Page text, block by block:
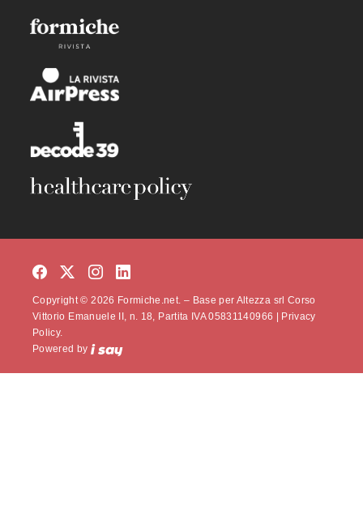
Copyright © 2026 Formiche.net. – Base per Altezza srl Corso
Vittorio Emanuele II, n. 18, Partita IVA 05831140966 |
Privacy
Policy.
Powered by